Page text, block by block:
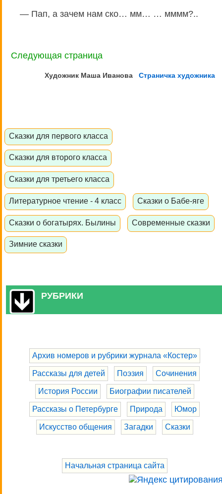
— Пап, а зачем нам ско… мм… … мммм?..
Следующая страница
Художник Маша Иванова Страничка художника
Сказки для первого класса
Сказки для второго класса
Сказки для третьего класса
Литературное чтение - 4 класс Сказки о Бабе-яге
Сказки о богатырях. Былины Современные сказки
Зимние сказки
РУБРИКИ
Архив номеров и рубрики журнала «Костер»
Рассказы для детей Поэзия Сочинения
История России Биографии писателей
Рассказы о Петербурге Природа Юмор
Искусство общения Загадки Сказки
Начальная страница сайта